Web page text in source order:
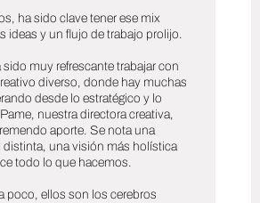
ha sido clave tener ese mix
ideas y un flujo de trabajo prolijo.
muy refrescante trabajar con
diverso, donde hay muchas
desde lo estratégico y lo
nuestra directora creativa,
aporte. Se nota una
distinta, una visión más holística
todo lo que hacemos.
poco, ellos son los cerebros